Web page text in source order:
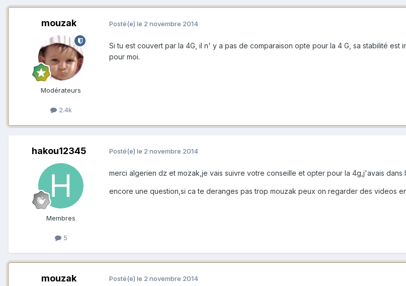
mouzak
Modérateurs
2.4k
Posté(e) le 2 novembre 2014
Si tu est couvert par la 4G, il n' y a pas de comparaison opte pour la 4 G, sa stabilité
pour moi.
hakou12345
Membres
5
Posté(e) le 2 novembre 2014
merci algerien dz et mozak,je vais suivre votre conseille et opter pour la 4g,j'avais
encore une question,si ca te deranges pas trop mouzak peux on regarder des videos
mouzak Posté(e) le 2 novembre 2014